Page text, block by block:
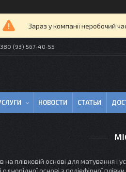
Зараз у компанії неробочий
(93) 567-40-55
НОВОСТИ СТАТЬИ
плівковій основі для матування
основі з поліефірної